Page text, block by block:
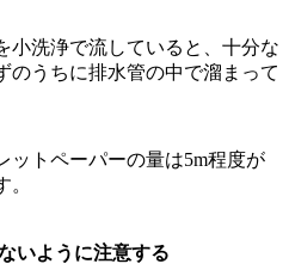
小洗浄で流していると、十分な
のうちに排水管の中で溜まって
ットペーパーの量は5m程度が
。
いように注意する